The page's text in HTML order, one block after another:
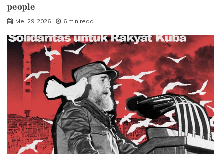
people
Mei 29, 2026 6 min read